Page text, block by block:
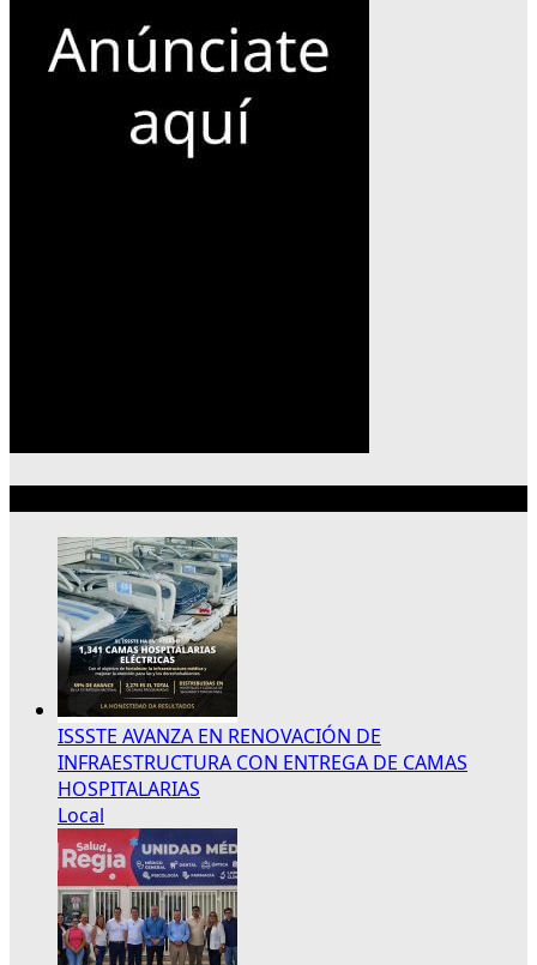
ISSSTE AVANZA EN RENOVACIÓN DE
INFRAESTRUCTURA CON ENTREGA DE CAMAS
HOSPITALARIAS
Local